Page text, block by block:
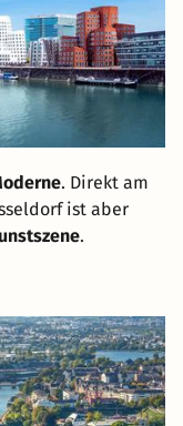
. Direkt am
ist aber
.